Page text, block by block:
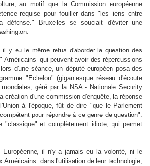
au motif que la Commission européenne
requise pour fouiller dans "les liens entre
défense." Bruxelles se souciait d'éviter une
il y eu le même refus d'aborder la question des
Américains, qui peuvent avoir des répercussions
d'une séance, un député européen posa des
"Echelon" (gigantesque réseau d'écoute
géré par la NSA - Nationale Security
création d'une commission d'enquête, la réponse
à l'époque, fût de dire "que le Parlement
pour répondre à ce genre de question".
"classique" et complètement idiote, qui permet
Européenne, il n'y a jamais eu la volonté, ni le
Américains, dans l'utilisation de leur technologie,